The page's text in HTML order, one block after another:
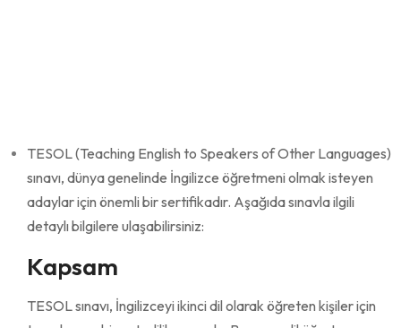
TESOL (Teaching English to Speakers of Other Languages)
sınavı, dünya genelinde İngilizce öğretmeni olmak isteyen
adaylar için önemli bir sertifikadır. Aşağıda sınavla ilgili
detaylı bilgilere ulaşabilirsiniz:
Kapsam
TESOL sınavı, İngilizceyi ikinci dil olarak öğreten kişiler için